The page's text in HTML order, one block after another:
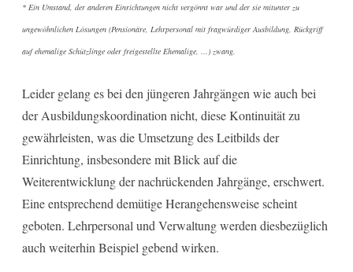
* Ein Umstand, der anderen Einrichtungen nicht vergönnt war und der sie mitunter zu
ungewöhnlichen Lösungen (Pensionäre, Lehrpersonal mit fragwürdiger Ausbildung, Rückgriff
auf ehemalige Schützlinge oder freigestellte Ehemalige, …) zwang.
Leider gelang es bei den jüngeren Jahrgängen wie auch bei
der Ausbildungskoordination nicht, diese Kontinuität zu
gewährleisten, was die Umsetzung des Leitbilds der
Einrichtung, insbesondere mit Blick auf die
Weiterentwicklung der nachrückenden Jahrgänge, erschwert.
Eine entsprechend demütige Herangehensweise scheint
geboten. Lehrpersonal und Verwaltung werden diesbezüglich
auch weiterhin Beispiel gebend wirken.